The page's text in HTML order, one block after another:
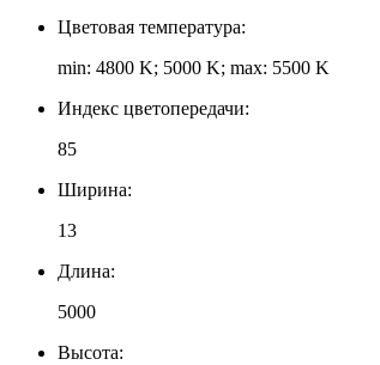
Цветовая температура:
min: 4800 K; 5000 K; max: 5500 K
Индекс цветопередачи:
85
Ширина:
13
Длина:
5000
Высота: